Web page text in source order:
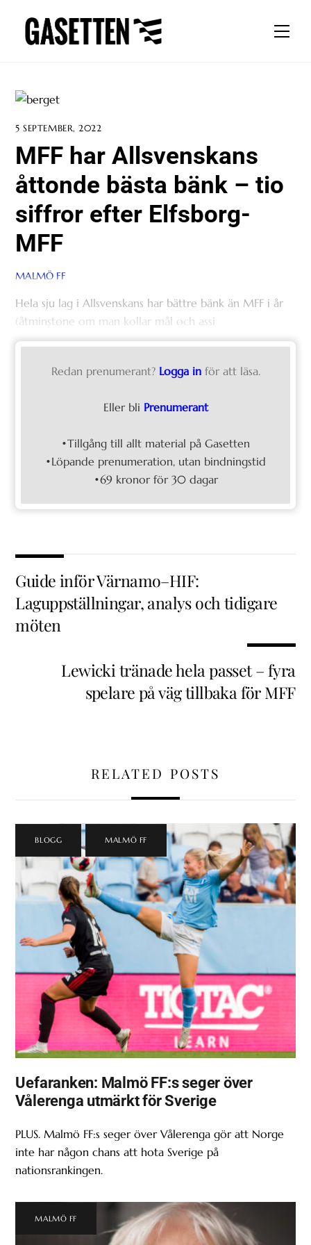
content
5 SEPTEMBER, 2022
MFF har Allsvenskans
åttonde bästa bänk – tio
siffror efter Elfsborg-
MFF
MALMÖ FF
Hela sju lag i Allsvenskans har bättre bänk än MFF i år
(åtminstone om man kollar mål och assi
Redan prenumerant? Logga in för att läsa.
Eller bli Prenumerant
•Tillgång till allt material på Gasetten
•Löpande prenumeration, utan bindningstid
•69 kronor för 30 dagar
Guide inför Värnamo–HIF:
Laguppställningar, analys och tidigare
möten
Lewicki tränade hela passet – fyra
spelare på väg tillbaka för MFF
RELATED POSTS
BLOGG MALMÖ FF
Uefaranken: Malmö FF:s seger över
Vålerenga utmärkt för Sverige
PLUS. Malmö FF:s seger över Vålerenga gör att Norge
inte har någon chans att hota Sverige på
nationsrankingen.
MALMÖ FF